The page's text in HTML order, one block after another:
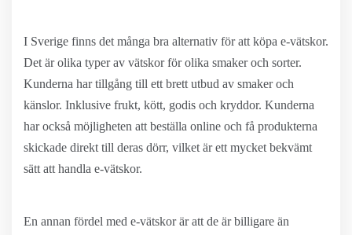
I Sverige finns det många bra alternativ för att köpa e-vätskor.
Det är olika typer av vätskor för olika smaker och sorter.
Kunderna har tillgång till ett brett utbud av smaker och
känslor. Inklusive frukt, kött, godis och kryddor. Kunderna
har också möjligheten att beställa online och få produkterna
skickade direkt till deras dörr, vilket är ett mycket bekvämt
sätt att handla e-vätskor.
En annan fördel med e-vätskor är att de är billigare än